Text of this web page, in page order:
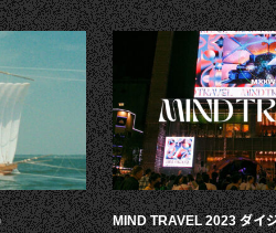
MIND TRAVEL 2023 ダイ